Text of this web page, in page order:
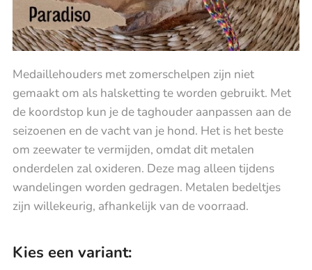
Medaillehouders met zomerschelpen zijn niet
gemaakt om als halsketting te worden gebruikt. Met
de koordstop kun je de taghouder aanpassen aan de
seizoenen en de vacht van je hond. Het is het beste
om zeewater te vermijden, omdat dit metalen
onderdelen zal oxideren. Deze mag alleen tijdens
wandelingen worden gedragen. Metalen bedeltjes
zijn willekeurig, afhankelijk van de voorraad.
Kies een variant: